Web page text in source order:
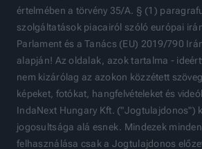
értelmében a törvény 35/A. § (1)
szolgáltatások piacairól szóló európai
Parlament és a Tanács (EU) 2019/790
alapján! Az oldalak, azok tartalma -
nem kizárólag az azokon közzétett
képeket, fotókat, hangfelvételeket és
IndaNext Hungary Kft. ("Jogtulajdonos")
jogosultsága alá esnek. Mindezek
felhasználása csak a Jogtulajdonos